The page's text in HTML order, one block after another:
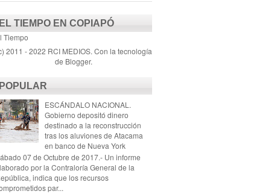
EL TIEMPO EN COPIAPÓ
Tiempo
2011 - 2022 RCI MEDIOS. Con la tecnología
de Blogger.
POPULAR
ESCÁNDALO NACIONAL.
Gobierno depositó dinero
destinado a la reconstrucción
tras los aluviones de Atacama
en banco de Nueva York
07 de Octubre de 2017.- Un informe
por la Contraloría General de la
indica que los recursos
par...